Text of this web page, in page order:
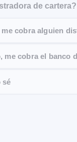
de cartera?
me cobra alguien
me cobra el banco
sé